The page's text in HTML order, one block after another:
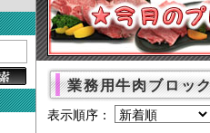
業務用牛肉ブロッ
表示順序：